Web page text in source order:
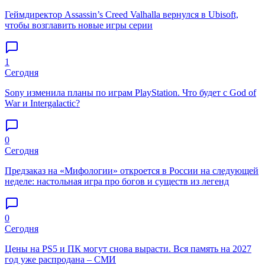
Геймдиректор Assassin’s Creed Valhalla вернулся в Ubisoft,
чтобы возглавить новые игры серии
1
Сегодня
Sony изменила планы по играм PlayStation. Что будет с God of
War и Intergalactic?
0
Сегодня
Предзаказ на «Мифологии» откроется в России на следующей
неделе: настольная игра про богов и существ из легенд
0
Сегодня
Цены на PS5 и ПК могут снова вырасти. Вся память на 2027
год уже распродана – СМИ